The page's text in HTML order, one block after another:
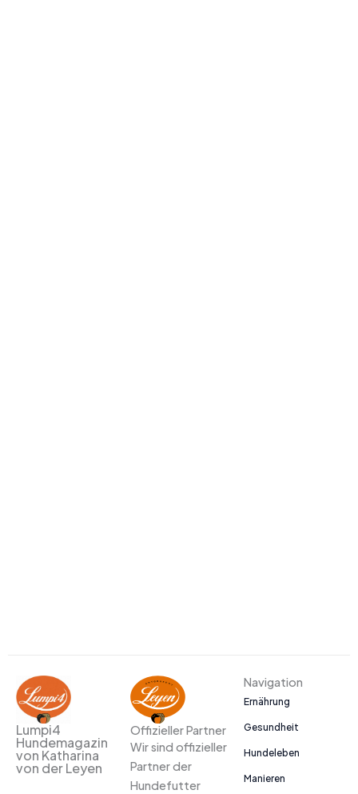
Lumpi4
Hundemagazin
von Katharina
von der Leyen
Offizieller Partner
Wir sind offizieller
Partner der
Hundefutter
Navigation
Ernährung
Gesundheit
Hundeleben
Manieren